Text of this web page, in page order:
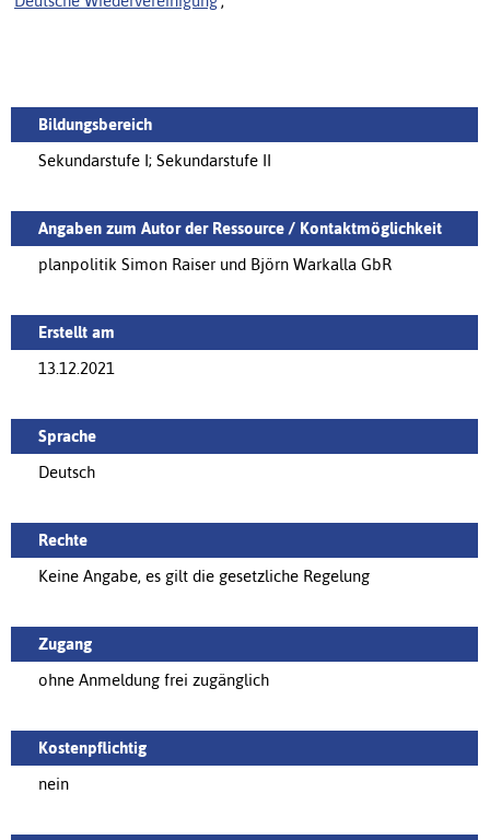
Bildungsbereich
Sekundarstufe I; Sekundarstufe II
Angaben zum Autor der Ressource / Kontaktmöglichkeit
planpolitik Simon Raiser und Björn Warkalla GbR
Erstellt am
13.12.2021
Sprache
Deutsch
Rechte
Keine Angabe, es gilt die gesetzliche Regelung
Zugang
ohne Anmeldung frei zugänglich
Kostenpflichtig
nein